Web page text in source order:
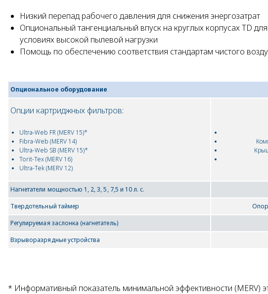
Низкий перепад рабочего давления для снижения энергозатрат
Опциональный тангенциальный впуск на круглых корпусах TD
условиях высокой пылевой нагрузки
Помощь по обеспечению соответствия стандартам чистого
Опциональное оборудование
Опции картриджных фильтров:
Ultra-Web FR (MERV 15)*
Fibra-Web (MERV 14)
Ultra-Web SB (MERV 15)*
Torit-Tex (MERV 16)
Ultra-Tek (MERV 12)
Нагнетатели мощностью 1, 2, 3, 5, 7,5 и 10 л. с.
Твердотельный таймер
Регулируемая заслонка (нагнетатель)
Взрыворазрядные устройства
* Информативный показатель минимальной эффективности (MERV)